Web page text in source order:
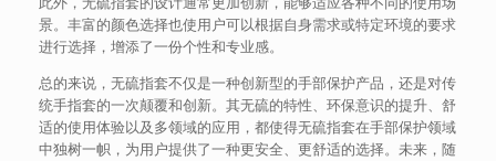
景。丰富的颜色选择也使用户可以根据自身需求或特定环境的要求
进行选择，增添了一份个性和专业感。
总的来说，无硫指套不仅是一种创新型的手部保护产品，还是对传
统手指套的一次颠覆和创新。其无硫的特性、环保意识的提升、舒
适的使用体验以及多领域的应用，都使得无硫指套在手部保护领域
中独树一帜，为用户提供了一种更安全、更舒适的选择。未来，随